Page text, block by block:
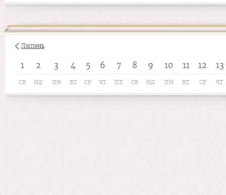
Липень
1 2 3 4 5 6 7 8 9 10 11 12 13
СБ НД ПН ВТ СР ЧТ ПТ СБ НД ПН ВТ СР ЧТ